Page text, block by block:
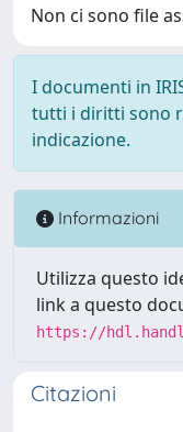
Non ci sono file
I documenti in
tutti i diritti sono
indicazione.
Informazioni
Utilizza questo
link a questo
https://
Citazioni